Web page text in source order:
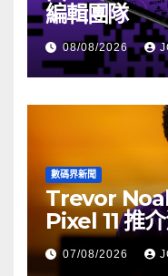
編輯團隊
08/08/2026
數碼界新聞
Trevor
Pixel 11 推
07/08/2026